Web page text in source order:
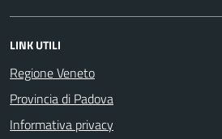
LINK UTILI
Regione Veneto
Provincia di Padova
Informativa privacy